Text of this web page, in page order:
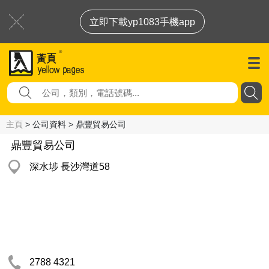
立即下載yp1083手機app
主頁 > 公司資料 > 鼎豐貿易公司
鼎豐貿易公司
深水埗 長沙灣道58
2788 4321